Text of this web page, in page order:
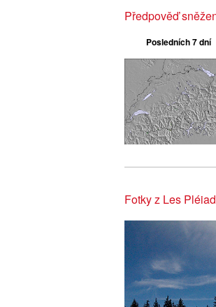
Předpověď
Posledních 7 dní
Fotky z Les